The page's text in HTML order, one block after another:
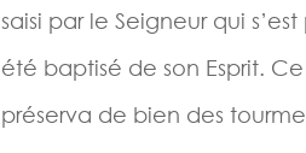
saisi par le Seigneur qui
été baptisé de son Esprit.
préserva de bien des